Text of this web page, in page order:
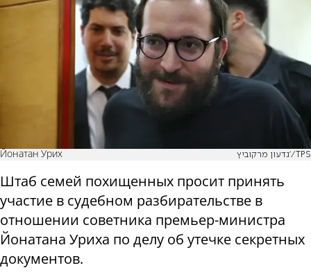
Йонатан Урих גדעון מרקוביץ'/TPS
Штаб семей похищенных просит принять
участие в судебном разбирательстве в
отношении советника премьер-министра
Йонатана Уриха по делу об утечке секретных
документов.